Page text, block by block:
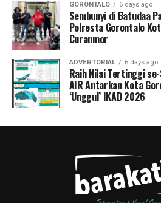
GORONTALO 6 days ago
Sembunyi di Batudaa
Polresta Gorontalo
Curanmor
ADVERTORIAL 6 days ago
Raih Nilai Tertinggi
AIR Antarkan Kota
‘Unggul’ IKAD 2026